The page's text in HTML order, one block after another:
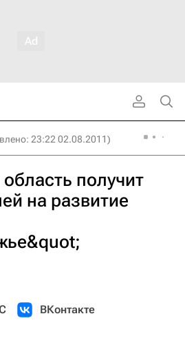
23:22 02.08.2011)
получит
на развитие
ВКонтакте